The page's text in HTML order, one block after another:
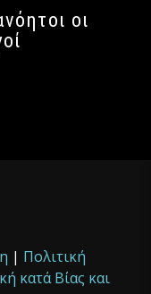
οι
| Πολιτική
κατά Βίας και